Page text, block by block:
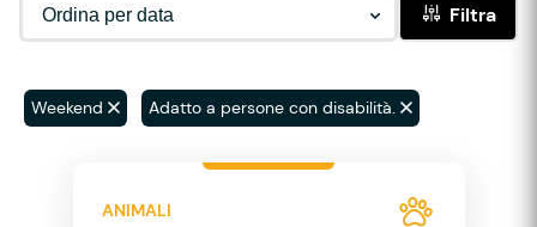
Filtra
Weekend Adatto a persone con disabilità.
ANIMALI